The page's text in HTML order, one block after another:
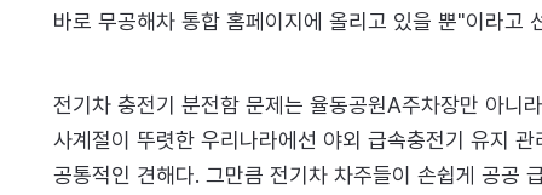
바로 무공해차 통합 홈페이지에 올리고 있을 뿐"이라고
전기차 충전기 분전함 문제는 율동공원A주차장만 아니
사계절이 뚜렷한 우리나라에선 야외 급속충전기 유지
공통적인 견해다. 그만큼 전기차 차주들이 손쉽게 공공